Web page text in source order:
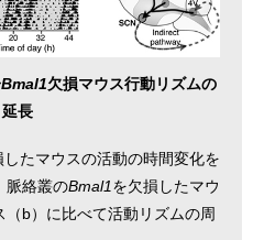
Bmal1欠損マウス行動リズムの
延長
したマウスの活動の時間変化を
脈絡叢のBmal1を欠損したマウ
（b）に比べて活動リズムの周